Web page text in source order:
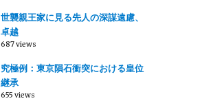
世襲親王家に見る先人の深謀遠慮、
卓越
687 views
究極例：東京隕石衝突における皇位
継承
655 views